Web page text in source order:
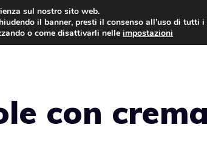
TORTE AL CIOCCOLATO TORTE CLASSICHE
con
sul nostro sito web.
il banner, presti il consenso all’uso di tutti
o come disattivarli nelleimpostazioni